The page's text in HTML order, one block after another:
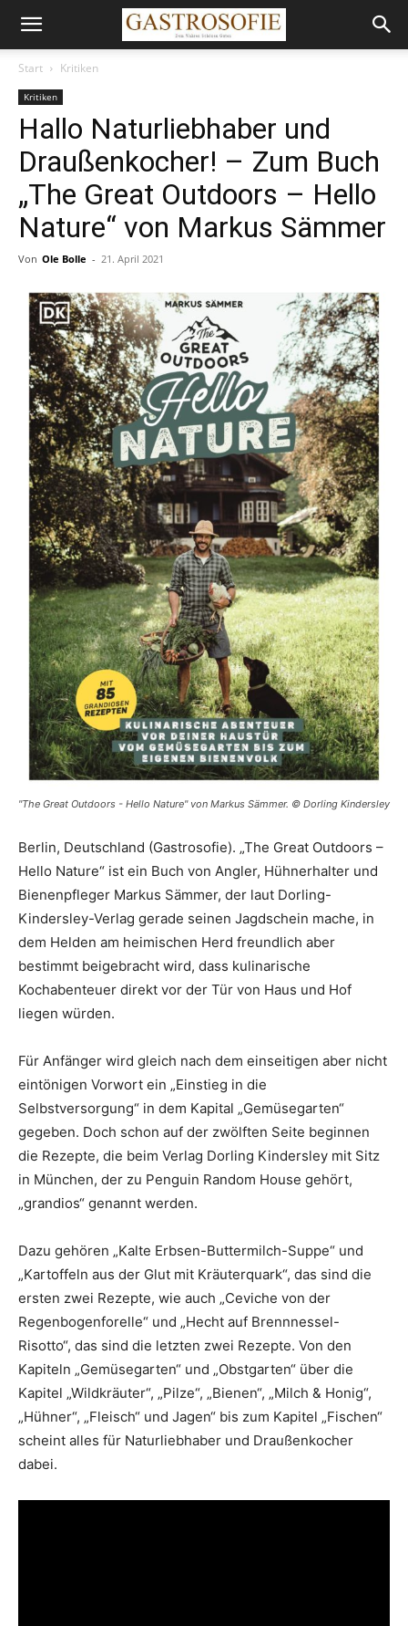
Start Kritiken
Kritiken
Hallo Naturliebhaber und
Draußenkocher! – Zum Buch
„The Great Outdoors – Hello
Nature“ von Markus Sämmer
Von Ole Bolle - 21. April 2021
"The Great Outdoors - Hello Nature" von Markus Sämmer. © Dorling Kindersley
Berlin, Deutschland (Gastrosofie). „The Great Outdoors –
Hello Nature“ ist ein Buch von Angler, Hühnerhalter und
Bienenpfleger Markus Sämmer, der laut Dorling-
Kindersley-Verlag gerade seinen Jagdschein mache, in
dem Helden am heimischen Herd freundlich aber
bestimmt beigebracht wird, dass kulinarische
Kochabenteuer direkt vor der Tür von Haus und Hof
liegen würden.
Für Anfänger wird gleich nach dem einseitigen aber nicht
eintönigen Vorwort ein „Einstieg in die
Selbstversorgung“ in dem Kapital „Gemüsegarten“
gegeben. Doch schon auf der zwölften Seite beginnen
die Rezepte, die beim Verlag Dorling Kindersley mit Sitz
in München, der zu Penguin Random House gehört,
„grandios“ genannt werden.
Dazu gehören „Kalte Erbsen-Buttermilch-Suppe“ und
„Kartoffeln aus der Glut mit Kräuterquark“, das sind die
ersten zwei Rezepte, wie auch „Ceviche von der
Regenbogenforelle“ und „Hecht auf Brennnessel-
Risotto“, das sind die letzten zwei Rezepte. Von den
Kapiteln „Gemüsegarten“ und „Obstgarten“ über die
Kapitel „Wildkräuter“, „Pilze“, „Bienen“, „Milch & Honig“,
„Hühner“, „Fleisch“ und Jagen“ bis zum Kapitel „Fischen“
scheint alles für Naturliebhaber und Draußenkocher
dabei.